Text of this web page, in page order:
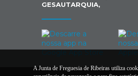
GESAUTARQUIA,
A Junta de Freguesia de Ribeiras utiliza